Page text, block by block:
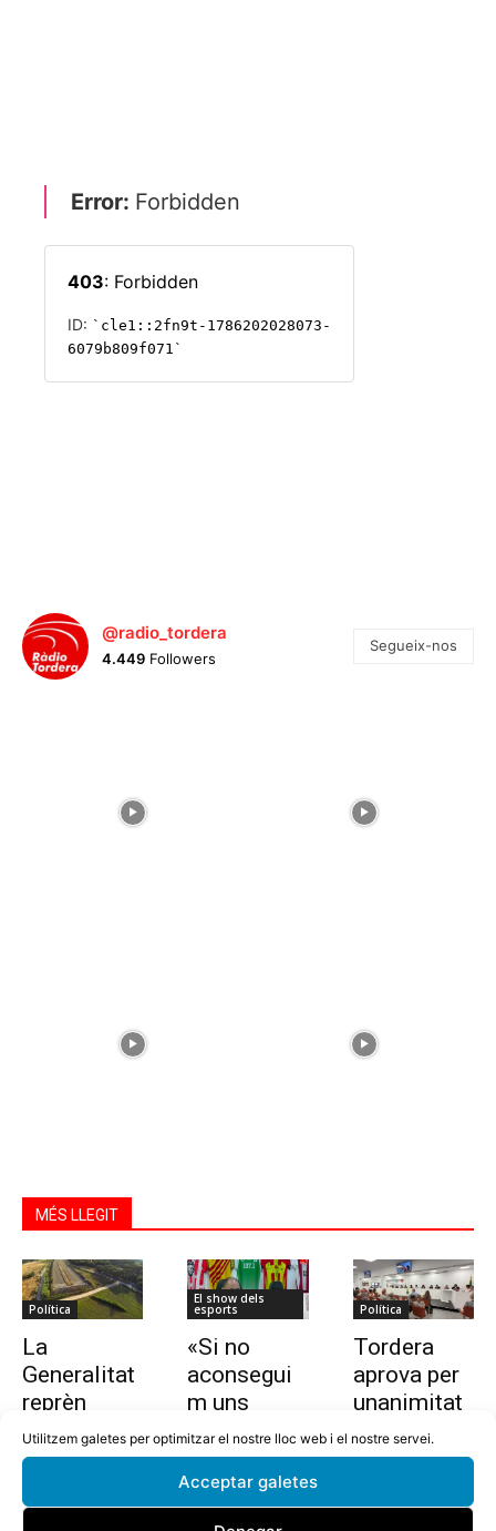
Utilitzem galetes per optimitzar el nostre lloc web i el nostre servei.
Acceptar galetes
@radio_tordera
4.449 Followers
Segueix-nos
MÉS LLEGIT
Política
La
Generalitat
reprèn
l’estudi per
allargar la
Tordera
El show dels
esports
«Si no
aconsegui
m uns
10.000
euros en
dues
setmanes,
Política
Tordera
aprova per
unanimitat
la nova
ordenança i
nt del